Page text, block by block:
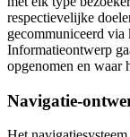
respectievelijke
gecommuniceerd
Informatieontwerp
opgenomen en waar
Navigatie-